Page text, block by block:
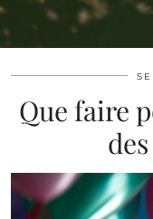
Que faire